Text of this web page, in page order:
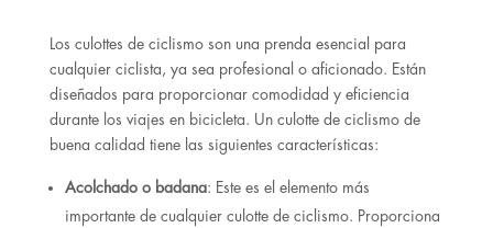
Los culottes de ciclismo son una prenda esencial para
cualquier ciclista, ya sea profesional o aficionado. Están
diseñados para proporcionar comodidad y eficiencia
durante los viajes en bicicleta. Un culotte de ciclismo de
buena calidad tiene las siguientes características:
Acolchado o badana: Este es el elemento más
importante de cualquier culotte de ciclismo. Proporciona